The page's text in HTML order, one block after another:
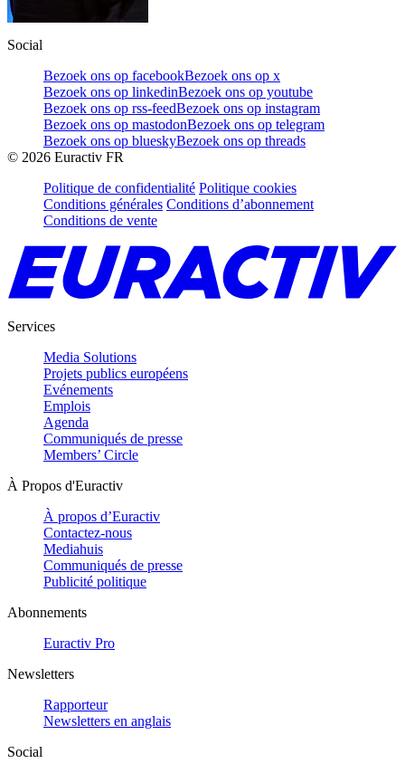
Social
Bezoek ons op facebookBezoek ons op x
Bezoek ons op linkedinBezoek ons op youtube
Bezoek ons op rss-feedBezoek ons op instagram
Bezoek ons op mastodonBezoek ons op telegram
Bezoek ons op blueskyBezoek ons op threads
© 2026 Euractiv FR
Politique de confidentialité Politique cookies
Conditions générales Conditions d’abonnement
Conditions de vente
Services
Media Solutions
Projets publics européens
Evénements
Emplois
Agenda
Communiqués de presse
Members’ Circle
À Propos d'Euractiv
À propos d’Euractiv
Contactez-nous
Mediahuis
Communiqués de presse
Publicité politique
Abonnements
Euractiv Pro
Newsletters
Rapporteur
Newsletters en anglais
Social